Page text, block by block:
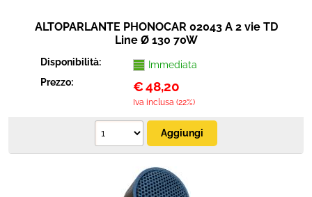
ALTOPARLANTE PHONOCAR 02043 A 2 vie TD
Line Ø 130 70W
Disponibilità:
Immediata
Prezzo:
€48,20
Iva inclusa (22%)